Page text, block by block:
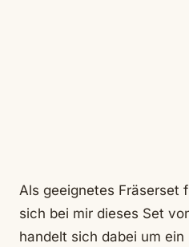
Als geeignetes Fräserset
sich bei mir dieses Set
handelt sich dabei um ein